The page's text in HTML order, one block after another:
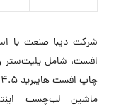
شرکت دیبا صنعت با
افست، شامل پلیت‌ستر
ماشین لب‌چسب